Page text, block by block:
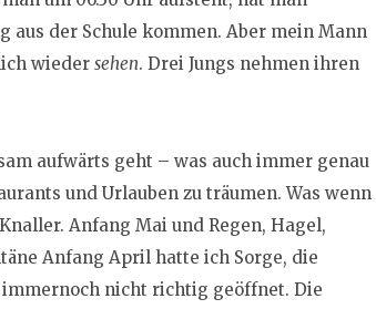
der Schule kommen. Aber mein Mann
wieder sehen. Drei Jungs nehmen ihren
aufwärts geht – was auch immer genau
und Urlauben zu träumen. Was wenn
Anfang Mai und Regen, Hagel,
Anfang April hatte ich Sorge, die
nicht richtig geöffnet. Die